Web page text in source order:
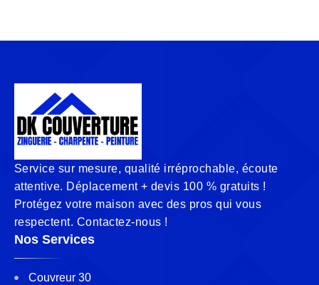
Service sur mesure, qualité irréprochable, écoute
attentive. Déplacement + devis 100 % gratuits !
Protégez votre maison avec des pros qui vous
respectent. Contactez-nous !
Nos Services
Couvreur 30